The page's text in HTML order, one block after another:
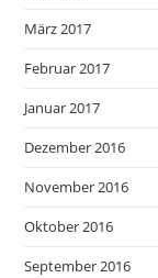
März 2017
Februar 2017
Januar 2017
Dezember 2016
November 2016
Oktober 2016
September 2016